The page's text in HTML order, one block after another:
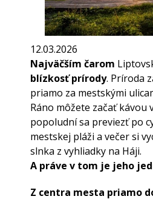
12.03.2026
Najväčším čarom
blízkosť prírody. Príroda
priamo za mestskými
Ráno môžete začať kávou
popoludní sa previezť po
mestskej pláži a večer si
slnka z vyhliadky na Háji.
A práve v tom je jeho
Z centra mesta priamo